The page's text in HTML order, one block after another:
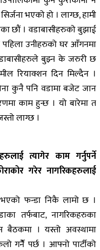
भएको हो । लाग्छ, हामी
छौं । वडाबासीहरुको बुझाई
पहिला उनीहरुको घर आँगनमा
बुझ्न के जरुरी छ
रियाक्शन दिन मिल्दैन ।
कुनै पनि वडामा बजेट जान
काम हुन्छ । यो बारेमा त
लाग्छ ।
त्यागेर काम गर्नुपर्ने
गरेर नागरिकहरुलाई
भएको फन्डा निकै लामो छ ।
तर्फबाट, नागरिकहरुका
बैठकमा । यस्तो अवस्थामा
गर्नेै पर्छ । आफ्नो पार्टीको